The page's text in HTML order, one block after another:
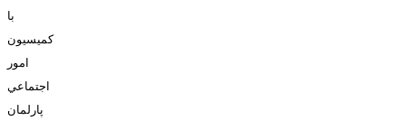
با
کميسيون
امور
اجتماعي
پارلمان